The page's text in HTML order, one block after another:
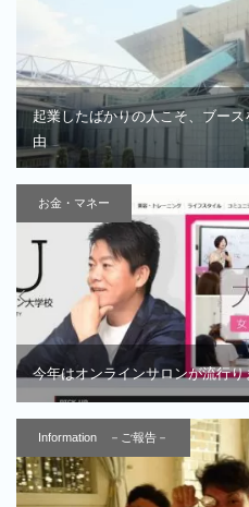
起業したばかりの人こそ、ブー
由
お金・マネー
今年はオンラインサロンが流行り
Information －ご報告－